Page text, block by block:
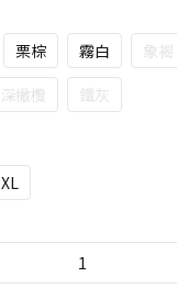
栗棕 霧白 象褐
深橄欖 鐵灰
XL